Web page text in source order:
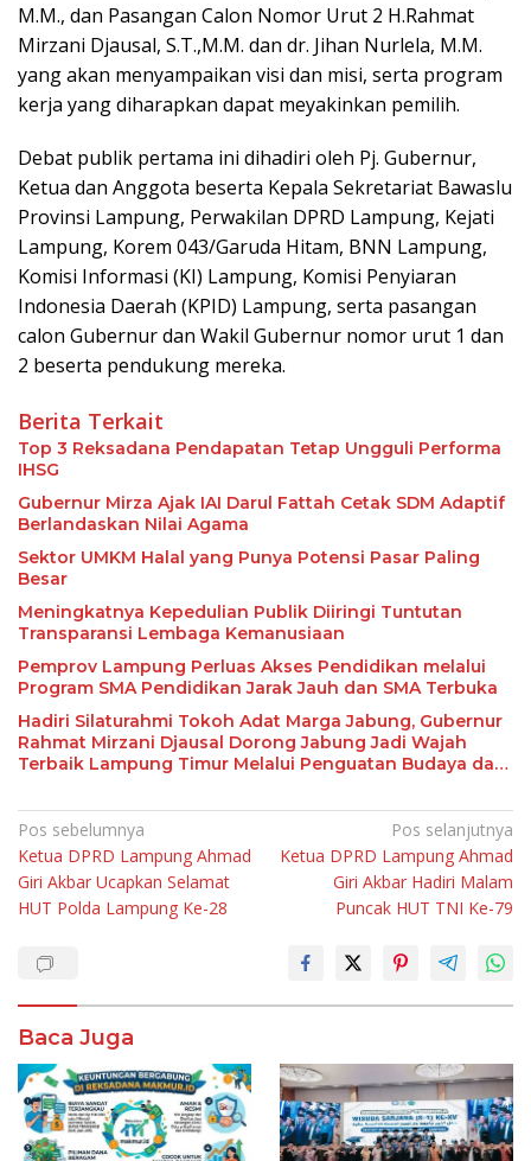
M.M., dan Pasangan Calon Nomor Urut 2 H.Rahmat
Mirzani Djausal, S.T.,M.M. dan dr. Jihan Nurlela, M.M.
yang akan menyampaikan visi dan misi, serta program
kerja yang diharapkan dapat meyakinkan pemilih.
Debat publik pertama ini dihadiri oleh Pj. Gubernur,
Ketua dan Anggota beserta Kepala Sekretariat Bawaslu
Provinsi Lampung, Perwakilan DPRD Lampung, Kejati
Lampung, Korem 043/Garuda Hitam, BNN Lampung,
Komisi Informasi (KI) Lampung, Komisi Penyiaran
Indonesia Daerah (KPID) Lampung, serta pasangan
calon Gubernur dan Wakil Gubernur nomor urut 1 dan
2 beserta pendukung mereka.
Berita Terkait
Top 3 Reksadana Pendapatan Tetap Ungguli Performa
IHSG
Gubernur Mirza Ajak IAI Darul Fattah Cetak SDM Adaptif
Berlandaskan Nilai Agama
Sektor UMKM Halal yang Punya Potensi Pasar Paling
Besar
Meningkatnya Kepedulian Publik Diiringi Tuntutan
Transparansi Lembaga Kemanusiaan
Pemprov Lampung Perluas Akses Pendidikan melalui
Program SMA Pendidikan Jarak Jauh dan SMA Terbuka
Hadiri Silaturahmi Tokoh Adat Marga Jabung, Gubernur
Rahmat Mirzani Djausal Dorong Jabung Jadi Wajah
Terbaik Lampung Timur Melalui Penguatan Budaya dan
Navigasi
pos
Pos sebelumnya
Ketua DPRD Lampung Ahmad
Giri Akbar Ucapkan Selamat
HUT Polda Lampung Ke-28
Pos selanjutnya
Ketua DPRD Lampung Ahmad
Giri Akbar Hadiri Malam
Puncak HUT TNI Ke-79
Baca Juga